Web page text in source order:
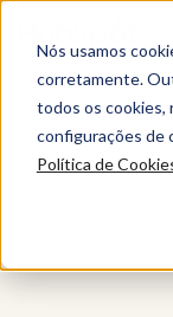
Nós usamos
corretamente.
todos os cookies,
configurações de
Política de